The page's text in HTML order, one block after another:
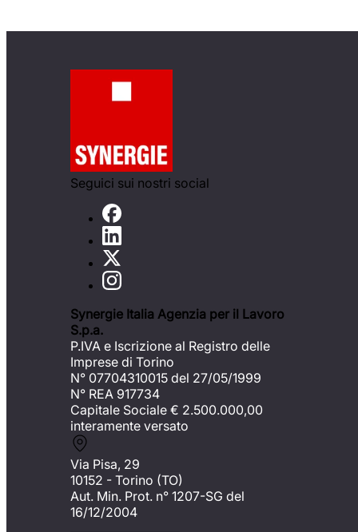
Seguici sui nostri social
Synergie Italia Agenzia per il Lavoro
S.p.a.
P.IVA e Iscrizione al Registro delle
Imprese di Torino
N° 07704310015 del 27/05/1999
N° REA 917734
Capitale Sociale € 2.500.000,00
interamente versato
Via Pisa, 29
10152 - Torino (TO)
Aut. Min. Prot. n° 1207-SG del
16/12/2004